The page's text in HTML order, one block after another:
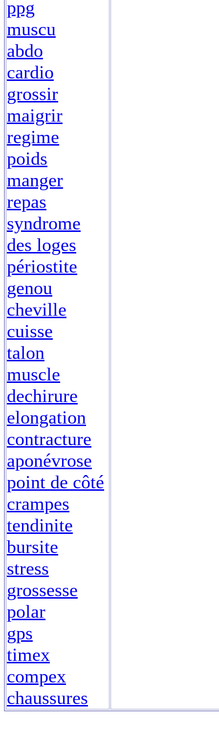
ppg
muscu
abdo
cardio
grossir
maigrir
regime
poids
manger
repas
syndrome
des loges
périostite
genou
cheville
cuisse
talon
muscle
dechirure
elongation
contracture
aponévrose
point de côté
crampes
tendinite
bursite
stress
grossesse
polar
gps
timex
compex
chaussures